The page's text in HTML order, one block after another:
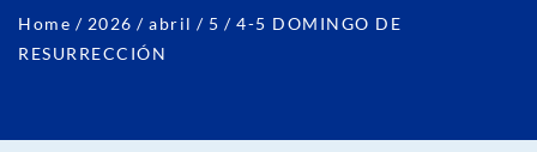
Home / 2026 / abril / 5 / 4-5 DOMINGO DE
RESURRECCIÓN